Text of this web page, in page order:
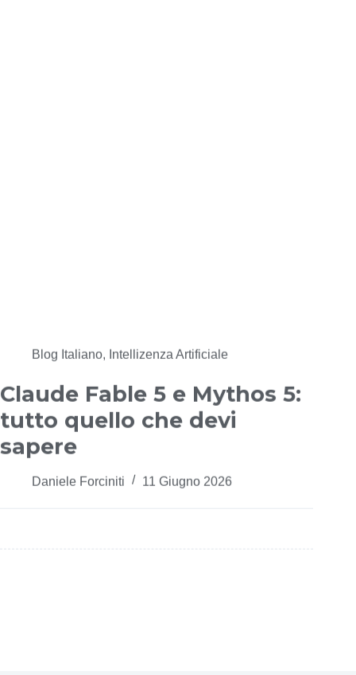
Blog Italiano, Intellizenza Artificiale
Claude Fable 5 e Mythos 5:
tutto quello che devi
sapere
Daniele Forciniti 11 Giugno 2026